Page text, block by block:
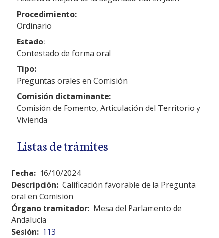
Procedimiento:
Ordinario
Estado:
Contestado de forma oral
Tipo:
Preguntas orales en Comisión
Comisión dictaminante:
Comisión de Fomento, Articulación del Territorio y
Vivienda
Listas de trámites
Fecha: 16/10/2024
Descripción: Calificación favorable de la Pregunta
oral en Comisión
Órgano tramitador: Mesa del Parlamento de
Andalucía
Sesión: 113